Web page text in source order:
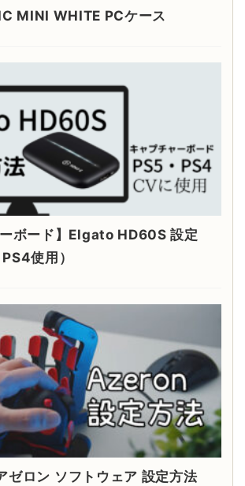
MINI WHITE PCケース
ーボード】Elgato HD60S 設定
使用）
ゼロン ソフトウェア 設定方法